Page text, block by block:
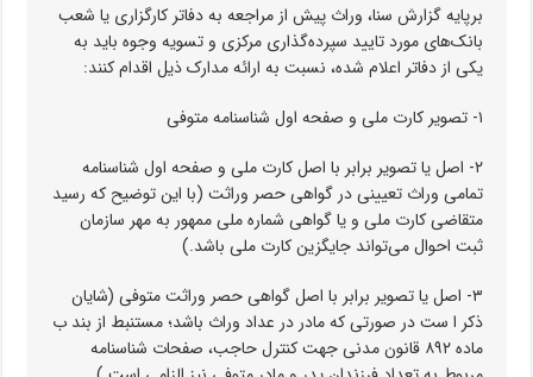
برپایه گزارش سنا، وراث پیش از مراجعه به دفاتر کارگزاری یا شعب
بانک‌های مورد تایید سپرده‌گذاری مرکزی و تسویه وجوه باید به
یکی از دفاتر اعلام شده، نسبت به ارائه مدارک ذیل اقدام کنند:
۱- تصویر کارت ملی و صفحه اول شناسنامه متوفی
۲- اصل یا تصویر برابر با اصل کارت ملی و صفحه اول شناسنامه
تمامی وراث تعیینی در گواهی حصر وراثت (با این توضیح که رسید
متقاضی کارت ملی و یا گواهی شماره ملی ممهور به مهر سازمان
ثبت احوال می‌تواند جایگزین کارت ملی باشد.)
۳- اصل یا تصویر برابر با اصل گواهی حصر وراثت متوفی (شایان
ذکر ا ست در صورتی که مادر در عداد وراث باشد؛ مستنبط از بند ب
ماده ۸۹۲ قانون مدنی جهت کنترل حاجب، صفحات شناسنامه